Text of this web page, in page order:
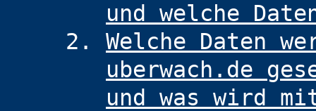
und welche
Welche Daten
uberwach.de
und was wird